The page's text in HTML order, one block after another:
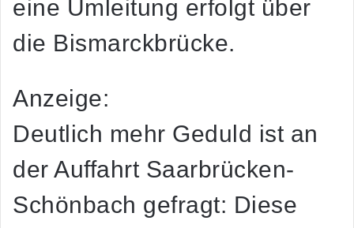
eine Umleitung erfolgt über
die Bismarckbrücke.
Anzeige:
Deutlich mehr Geduld ist an
der Auffahrt Saarbrücken-
Schönbach gefragt: Diese